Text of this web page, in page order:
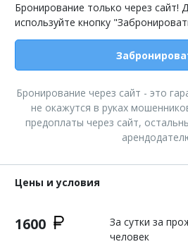
Бронирование только через сайт!
используйте кнопку
Бронирование через сайт - это
не окажутся в руках
предоплаты через сайт,
Цены и условия
1600
За сутки за
человек